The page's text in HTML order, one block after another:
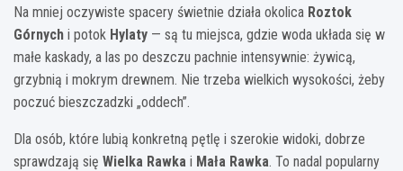
Na mniej oczywiste spacery świetnie działa okolica Roztok
Górnych i potok Hylaty — są tu miejsca, gdzie woda układa się w
małe kaskady, a las po deszczu pachnie intensywnie: żywicą,
grzybnią i mokrym drewnem. Nie trzeba wielkich wysokości, żeby
poczuć bieszczadzki „oddech”.
Dla osób, które lubią konkretną pętlę i szerokie widoki, dobrze
sprawdzają się Wielka Rawka i Mała Rawka. To nadal popularny